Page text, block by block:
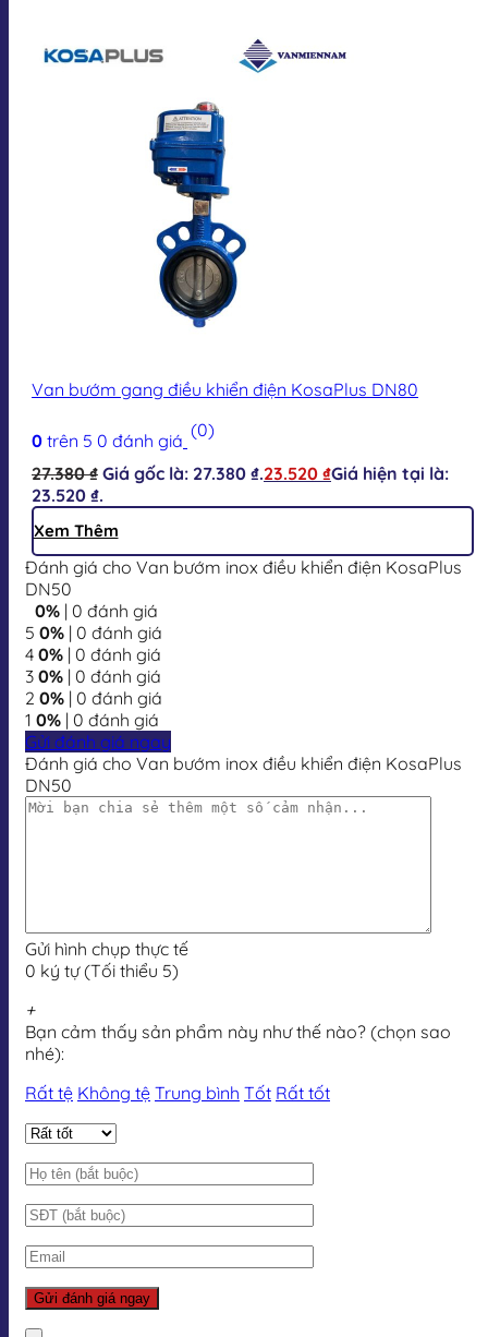
Van bướm gang điều khiển điện KosaPlus DN80
0 trên 5 0 đánh giá (0)
27.380₫ Giá gốc là: 27.380 ₫.23.520 ₫Giá hiện tại là:
23.520 ₫.
Xem Thêm
Đánh giá cho Van bướm inox điều khiển điện KosaPlus
DN50
0% | 0 đánh giá
5 0% | 0 đánh giá
4 0% | 0 đánh giá
3 0% | 0 đánh giá
2 0% | 0 đánh giá
1 0% | 0 đánh giá
Gửi đánh giá ngay
Đánh giá cho Van bướm inox điều khiển điện KosaPlus
DN50
Gửi hình chụp thực tế
0 ký tự (Tối thiểu 5)
+
Bạn cảm thấy sản phẩm này như thế nào? (chọn sao
nhé):
Rất tệ Không tệ Trung bình Tốt Rất tốt